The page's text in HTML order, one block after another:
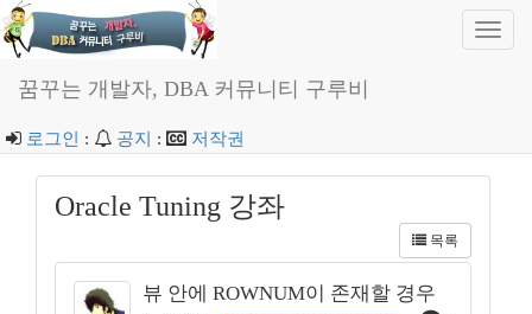
꿈꾸는 개발자, DBA 커뮤니티 구루비
로그인 : 공지 : 저작권
Oracle Tuning 강좌
목록
뷰 안에 ROWNUM이 존재할 경우